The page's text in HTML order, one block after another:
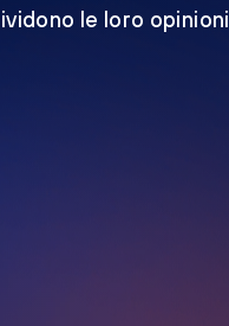
le loro opinioni